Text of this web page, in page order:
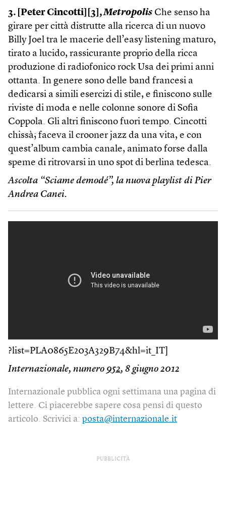
3. [Peter Cincotti][3],Metropolis Che senso ha
girare per città distrutte alla ricerca di un nuovo
Billy Joel tra le macerie dell’easy listening maturo,
tirato a lucido, rassicurante proprio della ricca
produzione di radiofonico rock Usa dei primi anni
ottanta. In genere sono delle band francesi a
dedicarsi a simili esercizi di stile, e finiscono sulle
riviste di moda e nelle colonne sonore di Sofia
Coppola. Gli altri finiscono fuori tempo. Cincotti
chissà; faceva il crooner jazz da una vita, e con
quest’album cambia canale, animato forse dalla
speme di ritrovarsi in uno spot di berlina tedesca.
Ascolta “Sciame demodé”, la nuova playlist di Pier
Andrea Canei.
?list=PLA0865E203A329B74&hl=it_IT]
Internazionale, numero 952, 8 giugno 2012
Internazionale pubblica ogni settimana una pagina di
lettere. Ci piacerebbe sapere cosa pensi di questo
articolo. Scrivici a: posta@internazionale.it
PUBBLICITÀ